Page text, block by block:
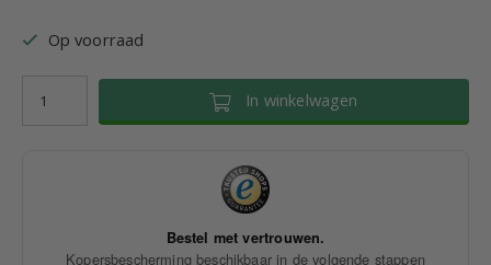
Op voorraad
In winkelwagen